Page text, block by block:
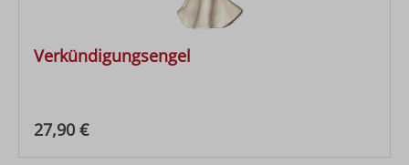
Verkündigungsengel
Regulärer Preis:
27,90 €